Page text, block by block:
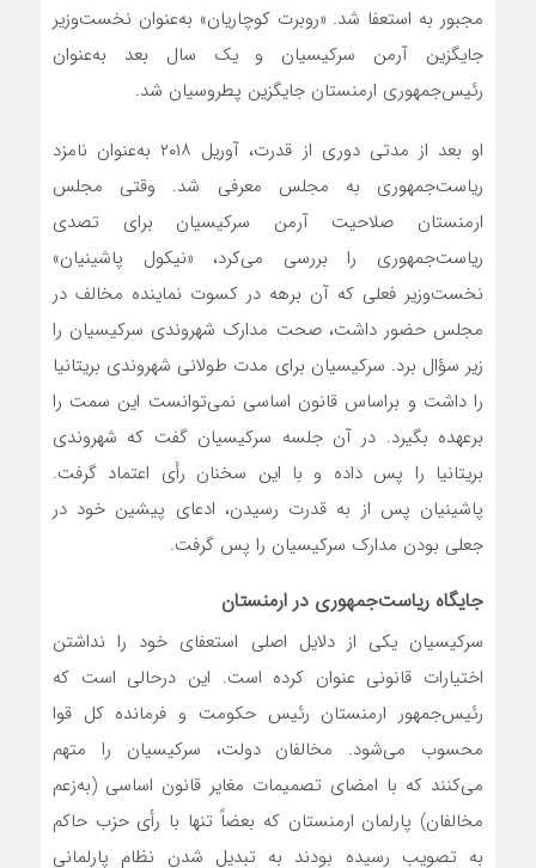
مجبور به استعفا شد. «روبرت کوچاریان» به‌عنوان نخست‌وزیر
جایگزین آرمن سرکیسیان و یک سال بعد به‌عنوان
رئیس‌جمهوری ارمنستان جایگزین پطروسیان شد.
او بعد از مدتی دوری از قدرت، آوریل ۲۰۱۸ به‌عنوان نامزد
ریاست‌جمهوری به مجلس معرفی شد. وقتی مجلس
ارمنستان صلاحیت آرمن سرکیسیان برای تصدی
ریاست‌جمهوری را بررسی می‌کرد، «نیکول پاشینیان»
نخست‌وزیر فعلی که آن برهه در کسوت نماینده مخالف در
مجلس حضور داشت، صحت مدارک شهروندی سرکیسیان را
زیر سؤال برد. سرکیسیان برای مدت طولانی شهروندی بریتانیا
را داشت و براساس قانون اساسی نمی‌توانست این سمت را
برعهده بگیرد. در آن جلسه سرکیسیان گفت که شهروندی
بریتانیا را پس داده و با این سخنان رأی اعتماد گرفت.
پاشینیان پس از به قدرت رسیدن، ادعای پیشین خود در
جعلی بودن مدارک سرکیسیان را پس گرفت.
جایگاه ریاست‌جمهوری در ارمنستان
سرکیسیان یکی از دلایل اصلی استعفای خود را نداشتن
اختیارات قانونی عنوان کرده است. این درحالی است که
رئیس‌جمهور ارمنستان رئیس حکومت و فرمانده کل قوا
محسوب می‌شود. مخالفان دولت، سرکیسیان را متهم
می‌کنند که با امضای تصمیمات مغایر قانون اساسی (به‌زعم
مخالفان) پارلمان ارمنستان که بعضاً تنها با رأی حزب حاکم
به تصویب رسیده بودند به تبدیل شدن نظام پارلمانی